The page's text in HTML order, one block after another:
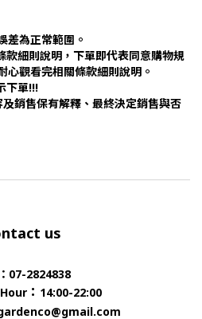
差為正常範圍。
款細則說明，下單即代表同意購物規
心觀看完相關條款細則說明。
下單!!!
銷售保有解釋、最終決定銷售與否
us
07-2824838
： 14:00-22:00